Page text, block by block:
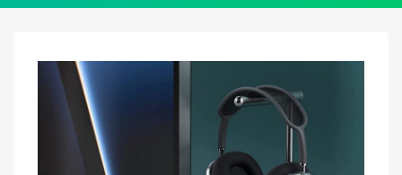
mit
startet
Deutschland